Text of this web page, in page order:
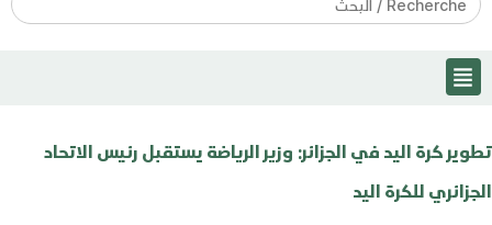
for:
تطوير كرة اليد في الجزائر: وزير الرياضة يستقبل رئيس الاتحاد
الجزائري للكرة اليد